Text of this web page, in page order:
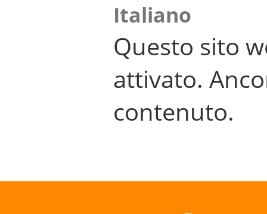
Italiano
Questo sito
attivato.
contenuto.